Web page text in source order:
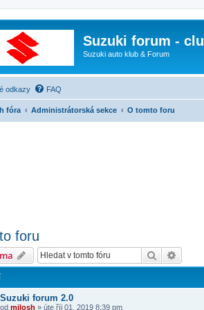
Suzuki forum -
Suzuki auto klub & Forum
odkazy FAQ
fóra Administrátorská sekce O tomto foru
foru
Hledat
Suzuki forum 2.0
od milosh » úte říj 01, 2019 8:39 pm